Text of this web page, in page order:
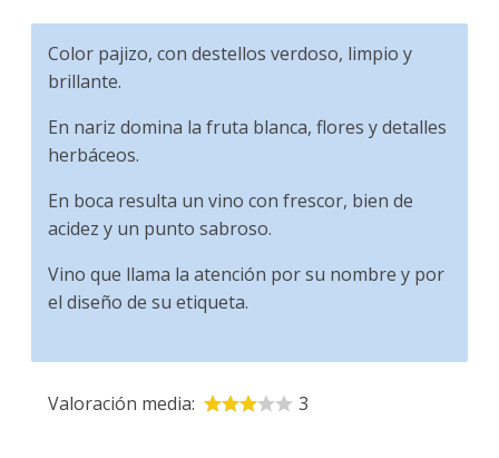
Color pajizo, con destellos verdoso, limpio y
brillante.
En nariz domina la fruta blanca, flores y detalles
herbáceos.
En boca resulta un vino con frescor, bien de
acidez y un punto sabroso.
Vino que llama la atención por su nombre y por
el diseño de su etiqueta.
Valoración media: 3